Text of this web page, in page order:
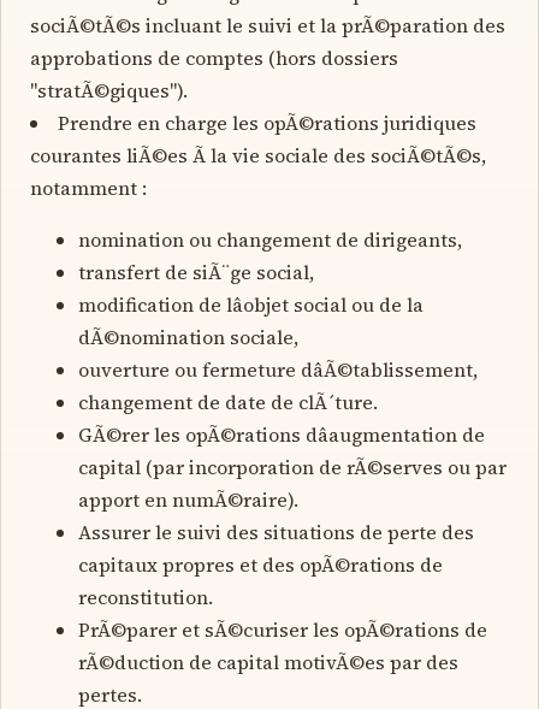
sociÃ©tÃ©s incluant le suivi et la prÃ©paration des
approbations de comptes (hors dossiers
"stratÃ©giques").
Prendre en charge les opÃ©rations juridiques
courantes liÃ©es Ã la vie sociale des sociÃ©tÃ©s,
notamment :
nomination ou changement de dirigeants,
transfert de siÃ¨ge social,
modification de lâobjet social ou de la
dÃ©nomination sociale,
ouverture ou fermeture dâÃ©tablissement,
changement de date de clÃ´ture.
GÃ©rer les opÃ©rations dâaugmentation de
capital (par incorporation de rÃ©serves ou par
apport en numÃ©raire).
Assurer le suivi des situations de perte des
capitaux propres et des opÃ©rations de
reconstitution.
PrÃ©parer et sÃ©curiser les opÃ©rations de
rÃ©duction de capital motivÃ©es par des
pertes.